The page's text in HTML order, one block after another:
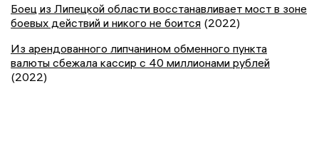
Боец из Липецкой области восстанавливает мост в зоне
боевых действий и никого не боится (2022)
Из арендованного липчанином обменного пункта
валюты сбежала кассир с 40 миллионами рублей
(2022)